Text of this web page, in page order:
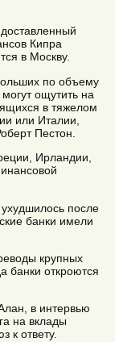
Кипра
в Москву.
по объему
ощутить на
в тяжелом
или Италии,
Пестон.
Ирландии,
после
банки имели
крупных
банки откроются
в интервью
на вклады
к ответу.